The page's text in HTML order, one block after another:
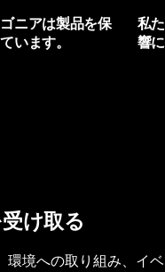
ニアは製品を保
います。
私
響
け取る
環境への取り組み、イベ